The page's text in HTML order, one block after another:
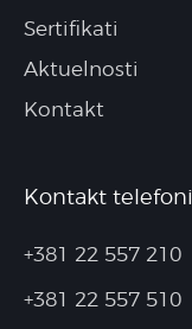
Sertifikati
Aktuelnosti
Kontakt
Kontakt telefoni
+381 22 557 210
+381 22 557 510